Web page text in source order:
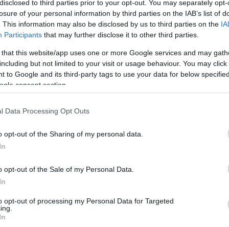
to third parties prior to your opt-out. You may separately
of your personal information by third parties on the IAB’s list of
This information may also be disclosed by us to third parties on the
Participants that may further disclose it to other third parties.
that this website/app uses one or more Google services and may
but not limited to your visit or usage behaviour. You may
to Google and its third-party tags to use your data for below
consent section.
Data Processing Opt Outs
opt-out of the Sharing of my personal data.
opt-out of the Sale of my Personal Data.
opt-out of processing my Personal Data for Targeted
egy ötlet, amibe szeretnél befektetni, nem szabad, hogy
is magáért beszél, de az adóssággal járó stressz már
felében. Beszélj az érzéseidről, szándékaidról, terveidről.
hozzád. Támogatásban lesz részed és pozitív
fogsz tapasztalni, hogy kivel töltöd az időd legnagyobb
vagy orvosi ügyeidhez kapcsolódóan szerzel. Légy
érhetsz el. Használd az intelligenciádat és hallgasd
felé, ha valaki olyan követelésekkel áll eléd, ami